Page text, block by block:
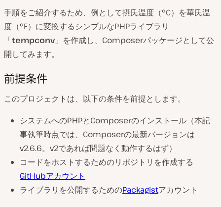
手順をご紹介するため、例として摂氏温度（°C）を華氏温
度（°F）に変換するシンプルなPHPライブラリ
「tempconv 」を作成し、Composerパッケージとして公
開してみます。
前提条件
このプロジェクトは、以下の条件を前提とします。
システムへのPHPとComposerのインストール（本記
事執筆時点では、Composerの最新バージョンは
v2.6.6。v2であれば問題なく動作するはず）
コードをホストするためのリポジトリを作成する
GitHubアカウント
ライブラリを公開するためのPackagistアカウント